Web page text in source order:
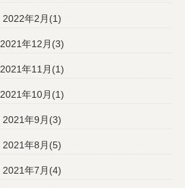
2022年2月(1)
2021年12月(3)
2021年11月(1)
2021年10月(1)
2021年9月(3)
2021年8月(5)
2021年7月(4)